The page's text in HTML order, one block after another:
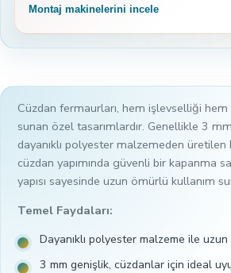
Montaj makinelerini incele
Cüzdan fermaurları, hem işlevselliği
sunan özel tasarımlardır. Genellikle 3
dayanıklı polyester malzemeden
cüzdan yapımında güvenli bir kapanma
yapısı sayesinde uzun ömürlü kullanım
Temel Faydaları:
Dayanıklı polyester malzeme ile uzun
3 mm genişlik, cüzdanlar için ideal